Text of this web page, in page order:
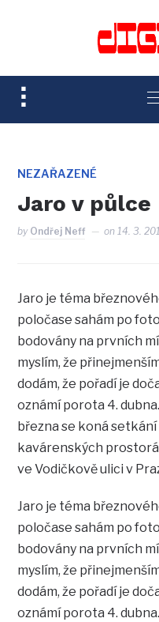
TOGGLE
SIDEBAR
NAVIGATION
NEZAŘAZENÉ
Jaro v půlce
by Ondřej Neff on14. 3.
Jaro je téma
poločase sahám po
bodovány na prvních
myslím, že
dodám, že pořadí je
oznámí porota 4.
března se koná
kavárenských
ve Vodičkově ulici v
Jaro je téma
poločase sahám po
bodovány na prvních
myslím, že
dodám, že pořadí je
oznámí porota 4.